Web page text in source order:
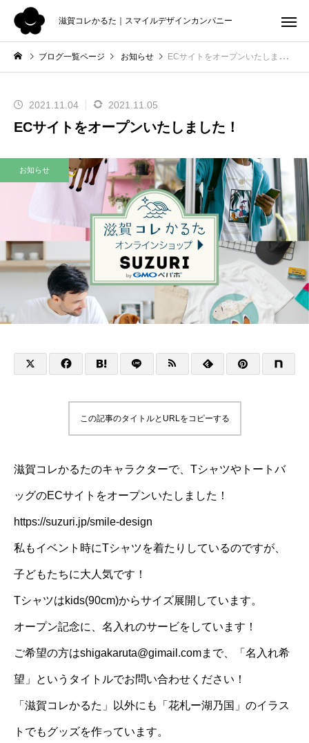
滋賀コレかるた｜スマイルデザインカンパニー
ブログ一覧ページ お知らせ ECサイトをオープンいたしました！
2021.11.04 2021.11.05
ECサイトをオープンいたしました！
お知らせ
この記事のタイトルとURLをコピーする
滋賀コレかるたのキャラクターで、Tシャツやトートバ
ッグのECサイトをオープンいたしました！
https://suzuri.jp/smile-design
私もイベント時にTシャツを着たりしているのですが、
子どもたちに大人気です！
Tシャツはkids(90cm)からサイズ展開しています。
オープン記念に、名入れのサービをしています！
ご希望の方はshigakaruta@gimail.comまで、「名入れ希
望」というタイトルでお問い合わせください！
「滋賀コレかるた」以外にも「花札ー湖乃国」のイラス
トでもグッズを作っています。